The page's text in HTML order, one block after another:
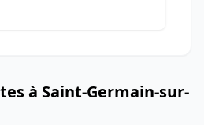
à Saint-Germain-sur-